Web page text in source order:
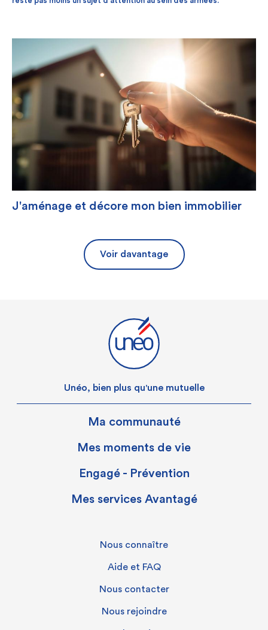
J'aménage et décore mon bien immobilier
Voir davantage
Unéo, bien plus qu'une mutuelle
Ma communauté
Mes moments de vie
Engagé - Prévention
Mes services Avantagé
Nous connaître
Aide et FAQ
Nous contacter
Nous rejoindre